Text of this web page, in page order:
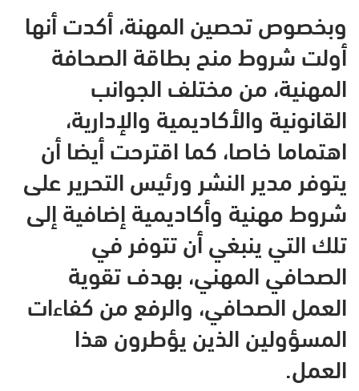
وبخصوص تحصين المهنة، أكدت أنها
أولت شروط منح بطاقة الصحافة
المهنية، من مختلف الجوانب
القانونية والأكاديمية والإدارية،
اهتماما خاصا، كما اقترحت أيضا أن
يتوفر مدير النشر ورئيس التحرير على
شروط مهنية وأكاديمية إضافية إلى
تلك التي ينبغي أن تتوفر في
الصحافي المهني، بهدف تقوية
العمل الصحافي، والرفع من كفاءات
المسؤولين الذين يؤطرون هذا
العمل.